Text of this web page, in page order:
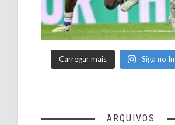
Carregar mais Siga no
ARQUIVOS